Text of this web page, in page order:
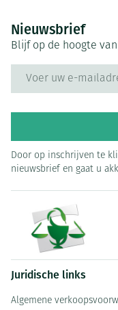
Nieuwsbrief
Blijf op de hoogte
Door op inschrijven te
nieuwsbrief en gaat u
Juridische links
Algemene